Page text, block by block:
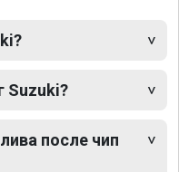
Suzuki?
после чип